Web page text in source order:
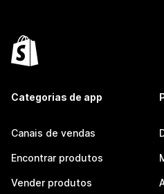
Categorias de app
Canais de vendas
Encontrar produtos
Vender produtos